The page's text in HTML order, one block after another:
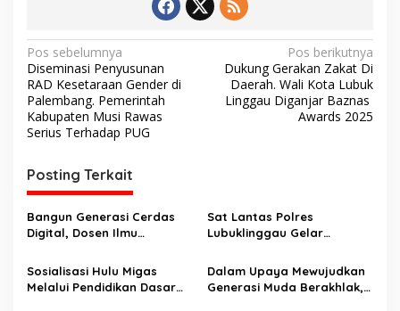
N
a
v
i
a
s
i
o
Pos sebelumnya
Diseminasi Penyusunan
RAD Kesetaraan Gender di
Palembang. Pemerintah
Kabupaten Musi Rawas
Serius Terhadap PUG
Pos berikutnya
Dukung Gerakan Zakat Di
Daerah. Wali Kota Lubuk
Linggau Diganjar Baznas
Awards 2025
Posting Terkait
Bangun Generasi Cerdas
Digital, Dosen Ilmu
Universitas Pamulang
Sosialisasikan Bahaya
Sat Lantas Polres
Lubuklinggau Gelar
Go To School
Sosialisasi Hulu Migas
Melalui Pendidikan Dasar
Dalam Upaya Mewujudkan
Generasi Muda Berakhlak,